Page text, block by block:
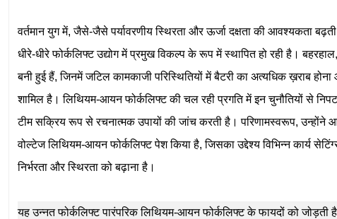
वर्तमान युग में, जैसे-जैसे पर्यावरणीय स्थिरता और ऊर्जा दक्षता की आवश्यकता
धीरे-धीरे फोर्कलिफ्ट उद्योग में प्रमुख विकल्प के रूप में स्थापित हो रही है।
बनी हुई हैं, जिनमें जटिल कामकाजी परिस्थितियों में बैटरी का अत्यधिक ख़राब
शामिल है। लिथियम-आयन फोर्कलिफ्ट की चल रही प्रगति में इन चुनौतियों से
टीम सक्रिय रूप से रचनात्मक उपायों की जांच करती है। परिणामस्वरूप, उन्होंने
वोल्टेज लिथियम-आयन फोर्कलिफ्ट पेश किया है, जिसका उद्देश्य विभिन्न कार्य
निर्भरता और स्थिरता को बढ़ाना है।
यह उन्नत फोर्कलिफ्ट पारंपरिक लिथियम-आयन फोर्कलिफ्ट के फायदों को जोड़ती